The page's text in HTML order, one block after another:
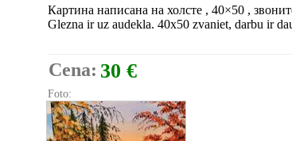
Картина написана на холсте , 40×50 ,
Glezna ir uz audekla. 40x50 zvaniet, darbu ir
Cena: 30 €
Foto: